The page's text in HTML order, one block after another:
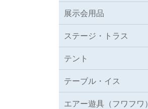
展示会用品
ステージ・トラス
テント
テーブル・イス
エアー遊具（フワフワ）